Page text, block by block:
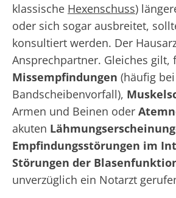
klassische Hexenschuss)
oder sich sogar ausbreitet,
konsultiert werden. Der
Ansprechpartner. Gleiches gilt,
Missempfindungen (häufig
Bandscheibenvorfall),
Armen und Beinen oder
akuten
Empfindungsstörungen im
Störungen der
unverzüglich ein Notarzt